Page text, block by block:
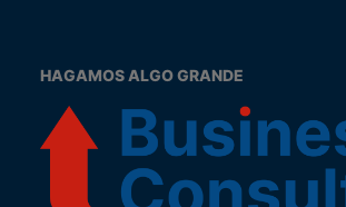
HAGAMOS ALGO GRANDE